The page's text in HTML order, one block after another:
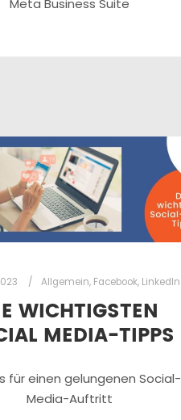
Meta Business Suite
Allgemein, Facebook, LinkedIn
WICHTIGSTEN
MEDIA-TIPPS
für einen gelungenen Social-
Media-Auftritt